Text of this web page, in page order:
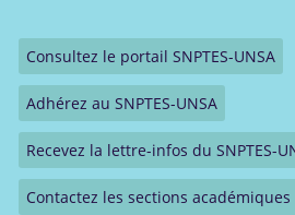
Consultez le portail SNPTES-UNSA
Adhérez au SNPTES-UNSA
Recevez la lettre-infos du SNPTES-
Contactez les sections académiques